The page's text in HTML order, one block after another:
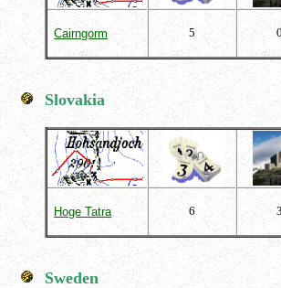
Cairngorm 5 0
Slovakia
Hoge Tatra 6 3
Sweden